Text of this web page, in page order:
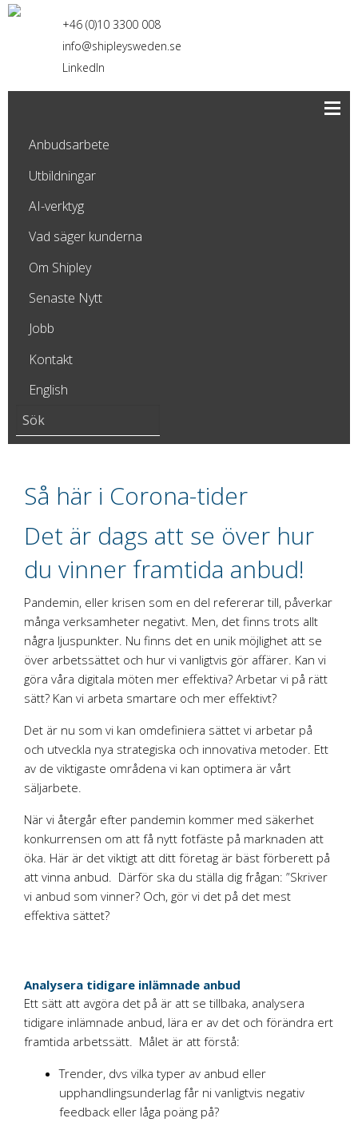
+46 (0)10 3300 008
info@shipleysweden.se
LinkedIn
Anbudsarbete
Utbildningar
AI-verktyg
Vad säger kunderna
Om Shipley
Senaste Nytt
Jobb
Kontakt
English
Så här i Corona-tider
Det är dags att se över hur
du vinner framtida anbud!
Pandemin, eller krisen som en del refererar till, påverkar
många verksamheter negativt. Men, det finns trots allt
några ljuspunkter. Nu finns det en unik möjlighet att se
över arbetssättet och hur vi vanligtvis gör affärer. Kan vi
göra våra digitala möten mer effektiva? Arbetar vi på rätt
sätt? Kan vi arbeta smartare och mer effektivt?
Det är nu som vi kan omdefiniera sättet vi arbetar på
och utveckla nya strategiska och innovativa metoder. Ett
av de viktigaste områdena vi kan optimera är vårt
säljarbete.
När vi återgår efter pandemin kommer med säkerhet
konkurrensen om att få nytt fotfäste på marknaden att
öka. Här är det viktigt att ditt företag är bäst förberett på
att vinna anbud. Därför ska du ställa dig frågan: ”Skriver
vi anbud som vinner? Och, gör vi det på det mest
effektiva sättet?
Analysera tidigare inlämnade anbud
Ett sätt att avgöra det på är att se tillbaka, analysera
tidigare inlämnade anbud, lära er av det och förändra ert
framtida arbetssätt. Målet är att förstå:
Trender, dvs vilka typer av anbud eller
upphandlingsunderlag får ni vanligtvis negativ
feedback eller låga poäng på?